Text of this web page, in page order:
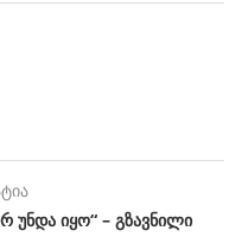
უნდა იყო“ – გზავნილი